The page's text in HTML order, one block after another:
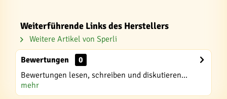
Weiterführende Links des Herstellers
Weitere Artikel von Sperli
Bewertungen
0
Bewertungen lesen, schreiben und diskutieren...
mehr